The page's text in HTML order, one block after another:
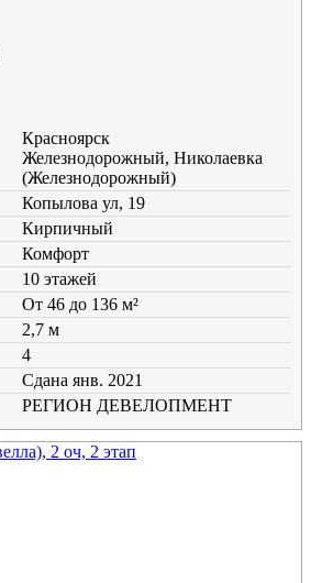
Красноярск
Железнодорожный, Николаевка
(Железнодорожный)
Копылова ул, 19
Кирпичный
Комфорт
10 этажей
От 46 до 136 м²
2,7 м
4
Cдана янв. 2021
РЕГИОН ДЕВЕЛОПМЕНТ